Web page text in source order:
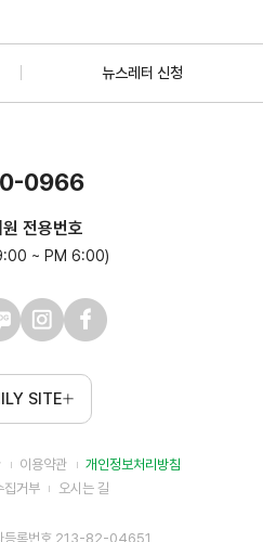
뉴스레터 신청
0966
전용번호
~ PM 6:00)
SITE
이용약관
개인정보처리방침
집거부
오시는 길
등록번호 213-82-04651